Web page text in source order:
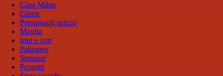
Casa Milan
Glorie
Personaggi spicco
Maglia
Inni e cori
Palmares
Sponsor
Progetti